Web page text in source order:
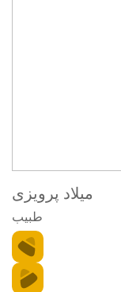
میلاد پرویزی
طبیب